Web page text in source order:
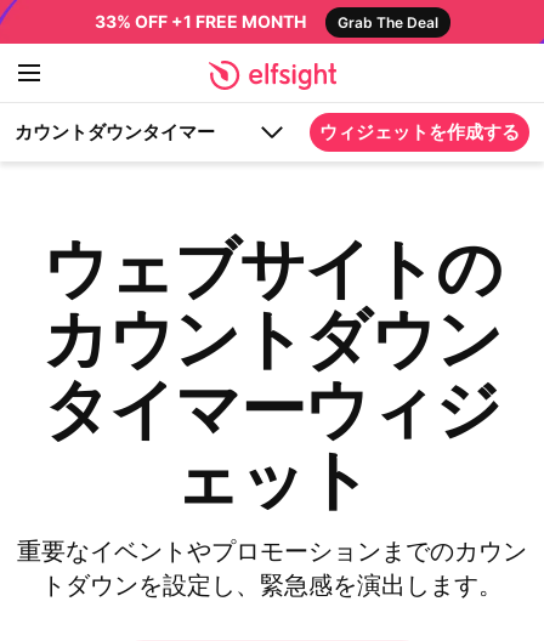
33% OFF +1 FREE MONTH Grab The Deal
カウントダウンタイマー ウィジェットを作成する
ウェブサイトの
カウントダウン
タイマーウィジ
ェット
重要なイベントやプロモーションまでのカウン
トダウンを設定し、緊急感を演出します。